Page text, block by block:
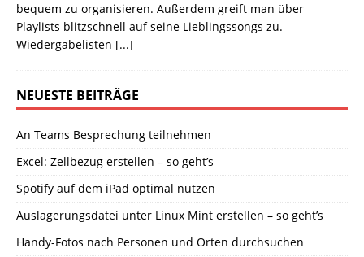
bequem zu organisieren. Außerdem greift man über
Playlists blitzschnell auf seine Lieblingssongs zu.
Wiedergabelisten [...]
NEUESTE BEITRÄGE
An Teams Besprechung teilnehmen
Excel: Zellbezug erstellen – so geht’s
Spotify auf dem iPad optimal nutzen
Auslagerungsdatei unter Linux Mint erstellen – so geht’s
Handy-Fotos nach Personen und Orten durchsuchen